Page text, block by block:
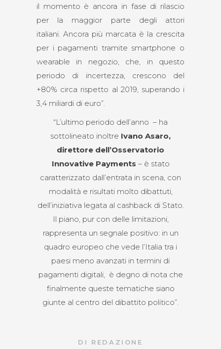
il momento è ancora in fase di rilascio
per la maggior parte degli attori
italiani. Ancora più marcata è la crescita
per i pagamenti tramite smartphone o
wearable in negozio, che, in questo
periodo di incertezza, crescono del
+80% circa rispetto al 2019, superando i
3,4 miliardi di euro”.
“L’ultimo periodo dell’anno – ha
sottolineato inoltre Ivano Asaro,
direttore dell’Osservatorio
Innovative Payments – è stato
caratterizzato dall’entrata in scena, con
modalità e risultati molto dibattuti,
dell’iniziativa legata al cashback di Stato.
Il piano, pur con delle limitazioni,
rappresenta un segnale positivo: in un
quadro europeo che vede l’Italia tra i
paesi meno avanzati in termini di
pagamenti digitali, è degno di nota che
finalmente queste tematiche siano
giunte al centro del dibattito politico”.
DI REDAZIONE